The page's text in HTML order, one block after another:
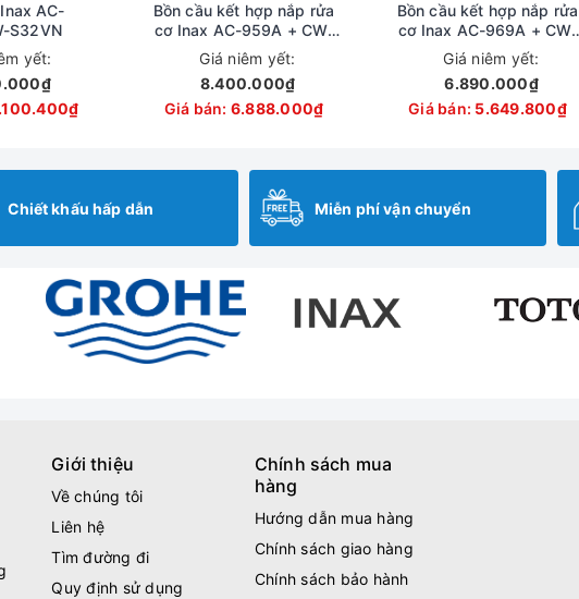
AC-
S32VN
yết:
Bồn cầu kết hợp nắp rửa
cơ Inax AC-959A + CW-
S15VN
Giá niêm yết:
8.400.000₫
Giá bán: 6.888.000₫
Bồn cầu kết hợp nắp rửa
cơ Inax AC-969A + CW-
S15VN
Giá niêm yết:
6.890.000₫
Giá bán: 5.649.800₫
Chiết khấu hấp dẫn Miễn phí vận chuyển
Giới thiệu
Về chúng tôi
Liên hệ
Tìm đường đi
Quy định sử dụng
Chính sách mua
hàng
Hướng dẫn mua hàng
Chính sách giao hàng
Chính sách bảo hành